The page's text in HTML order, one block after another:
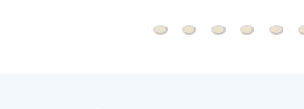
Timbale A Pieds Perles
TimbaleTimbaleTimbale